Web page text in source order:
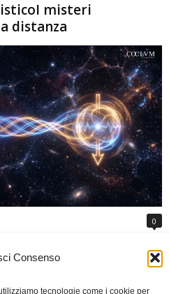
Consenso
tecnologie come i cookie per
misteri
distanza
0
correlazioni che sembrano ignorare
e i teoremi di Bell hanno escluso le
Nonostante ciò, l'entanglement non